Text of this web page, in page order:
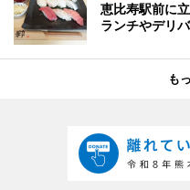
恵比寿駅前に
ランチやデリ
も